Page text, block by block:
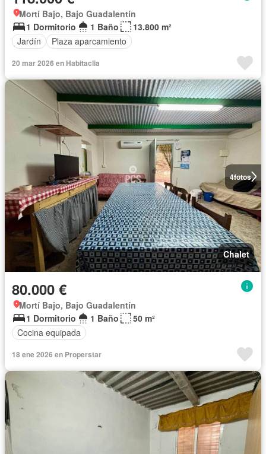
Mortí Bajo, Bajo Guadalentín
1 Dormitorio
1 Baño
13.800 m²
Jardín
Plaza aparcamiento
20 mar 2026 en Habitaclia
4fotos
Chalet
80.000 €
Mortí Bajo, Bajo Guadalentín
1 Dormitorio
1 Baño
50 m²
Cocina equipada
18 ene 2026 en Properstar